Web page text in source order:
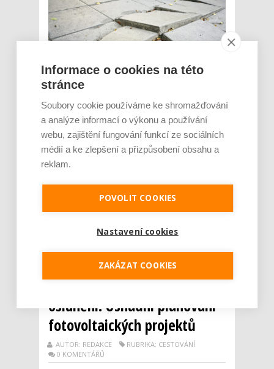
Aplikace pro hlášení závad pomáhají obcím
a městům efektivně identifikovat a řešit
problémy ve veřejném prostoru. Zároveň
umožňují obyvatelům participovat na
problémy spojené se špatným stavem
chodníků a komunikací, park...
Moravskoslezský kraj má
jako první region mapu
oslunění. Usnadní plánování
fotovoltaických projektů
AUTOR: REDAKCE
RUBRIKA: CESTOVÁNÍ
0 KOMENTÁŘŮ
Informace o cookies na této
stránce
Soubory cookie používáme ke shromažďování
a analýze informací o výkonu a používání
webu, zajištění fungování funkcí ze sociálních
médií a ke zlepšení a přizpůsobení obsahu a
reklam.
POVOLIT COOKIES
Nastavení cookies
ZAKÁZAT COOKIES